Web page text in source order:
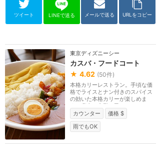
ツイート LINEで送る メールで送る URLをコピー
東京ディズニーシー
カスバ・フードコート
★ 4.62 (50件)
本格カリーレストラン。手頃な価
格でライスとナン付きのスパイス
の効いた本格カリーが楽しめま
す。店内は宮殿と民...
カウンター
価格 $
雨でもOK